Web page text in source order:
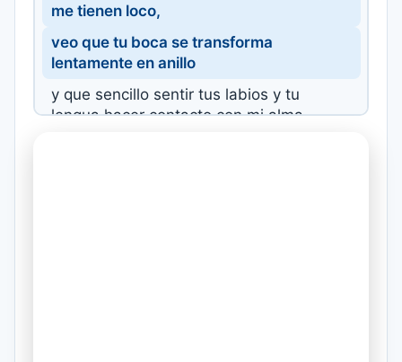
me tienen loco,
veo que tu boca se transforma
lentamente en anillo
y que sencillo sentir tus labios y tu
lengua hacer contacto con mi alma